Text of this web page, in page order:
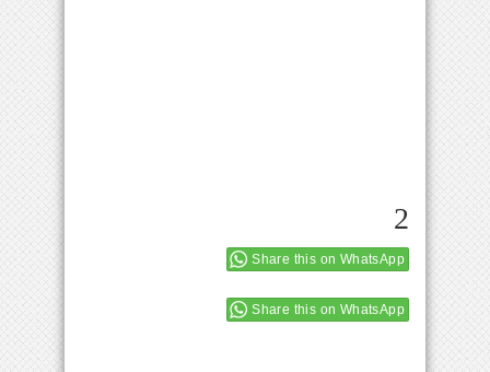
2
Share this on WhatsApp
Share this on WhatsApp